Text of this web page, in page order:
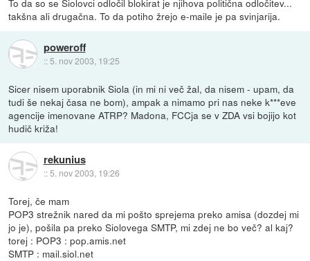
takšna ali drugačna. To da potiho žrejo e-maile je pa svinjarija.
poweroff
:: 5. nov 2003, 19:25
Sicer nisem uporabnik Siola (in mi ni več žal, da nisem - upam, da
tudi še nekaj časa ne bom), ampak a nimamo pri nas neke k***eve
agencije imenovane ATRP? Madona, FCCja se v ZDA vsi bojijo kot
hudič križa!
rekunius
::5. nov 2003, 19:26
Torej, če mam
POP3 strežnik nared da mi pošto sprejema preko amisa (dozdej mi
jo je), pošila pa preko Siolovega SMTP, mi zdej ne bo več? al kaj?
torej : POP3 : pop.amis.net
SMTP : mail.siol.net